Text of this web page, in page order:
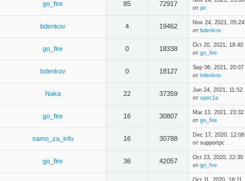
go_fire 85 72917
от jet
bdenkov 4 19462
Nov 24, 2021, 05:24
от bdenkov
go_fire 0 18338
Oct 20, 2021, 18:40
от go_fire
bdenkov 0 18127
Sep 06, 2021, 20:07
от bdenkov
Naka 22 37359
Jun 24, 2021, 11:52
от spec1a
go_fire 16 30807
Mar 13, 2021, 23:32
от go_fire
samo_za_info 16 30788
Dec 17, 2020, 12:06
от supportpc
go_fire 36 42057
Oct 23, 2020, 22:30
от go_fire
Oct 11, 2020, 18:11